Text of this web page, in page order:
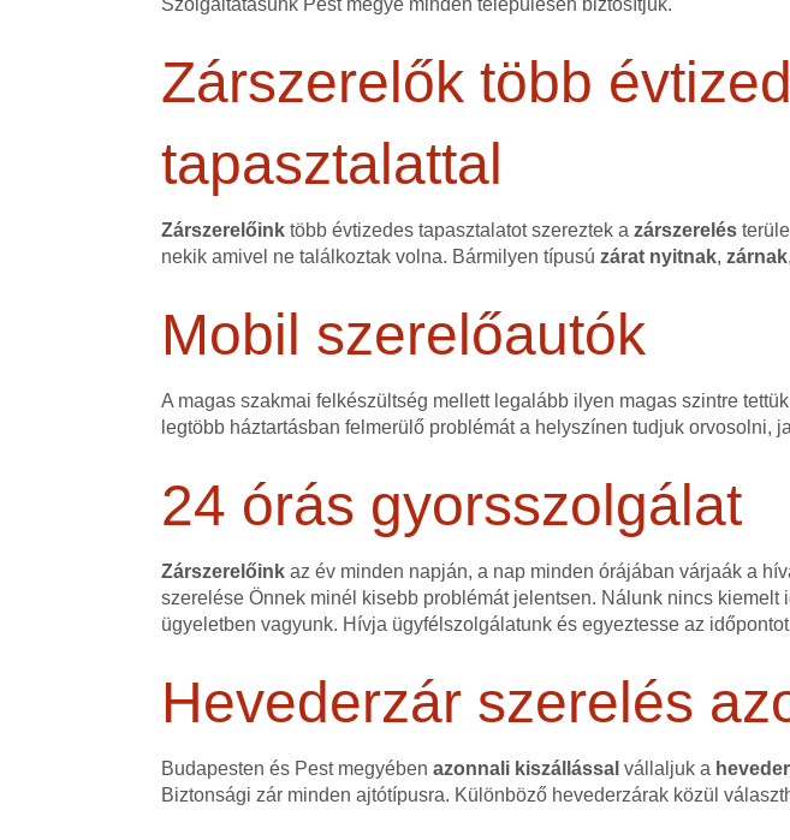
Szolgáltatásunk Pest megye minden településén biztosítjuk.
Zárszerelők több
tapasztalattal
Zárszerelőink több évtizedes tapasztalatot szereztek azárszerelés
nekik amivel ne találkoztak volna. Bármilyen típusúzárat nyitnak,zárnak
Mobil szerelőautók
A magas szakmai felkészültség mellett legalább ilyen magas szintre
legtöbb háztartásban felmerülő problémát a helyszínen tudjuk orvosolni,
24 órás gyorsszolgálat
Zárszerelőink az év minden napján, a nap minden órájában várjaák a
szerelése Önnek minél kisebb problémát jelentsen. Nálunk nincs
ügyeletben vagyunk. Hívja ügyfélszolgálatunk és egyeztesse az
Hevederzár szerelés
Budapesten és Pest megyében azonnali kiszállással vállaljuk a
Biztonsági zár minden ajtótípusra. Különböző hevederzárak közül